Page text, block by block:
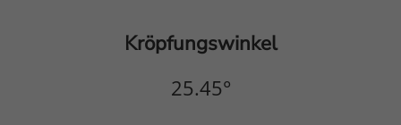
Kröpfungswinkel
25.45°